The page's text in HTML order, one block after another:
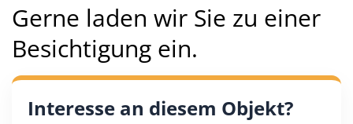
Gerne laden wir Sie zu einer
Besichtigung ein.
Interesse an diesem Objekt?